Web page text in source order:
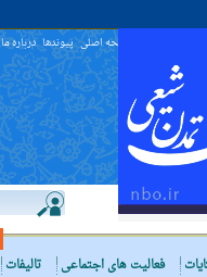
صفحه اصلی پیوندها درباره ما
فعالیت های اجتماعی تالیفات